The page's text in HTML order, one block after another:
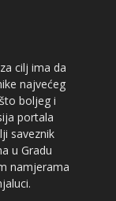
cilj ima da
najvećeg
boljeg i
portala
saveznik
u Gradu
namjerama